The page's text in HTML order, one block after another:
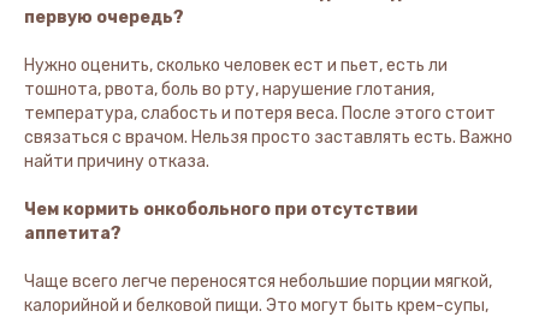
первую очередь?
Нужно оценить, сколько человек ест и пьет, есть ли
тошнота, рвота, боль во рту, нарушение глотания,
температура, слабость и потеря веса. После этого стоит
связаться с врачом. Нельзя просто заставлять есть. Важно
найти причину отказа.
Чем кормить онкобольного при отсутствии
аппетита?
Чаще всего легче переносятся небольшие порции мягкой,
калорийной и белковой пищи. Это могут быть крем-супы,